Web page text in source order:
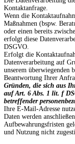
Kontaktanfrage.
Wenn die
Maßnahmen (bspw.
oder einen bereits
erfolgt diese
DSGVO.
Erfolgt die
Datenverarbeitung auf
unserem überwiegenden
Beantwortung Ihrer
Gründen, die sich aus
auf Art. 6 Abs. 1 lit. f
betreffender
Ihre E-Mail-Adresse
Daten werden
Aufbewahrungsfristen
und Nutzung nicht